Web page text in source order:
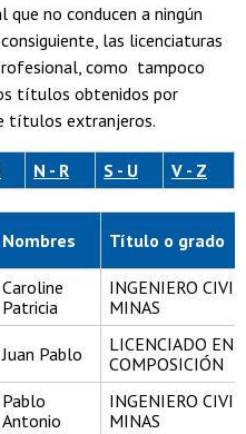
no conducen a ningún
las licenciaturas
como tampoco
títulos obtenidos por
títulos extranjeros.
N - R S - U V - Z
Nombres Título o grado
Caroline
Patricia
INGENIERO
MINAS
Juan Pablo
LICENCIADO EN
COMPOSICIÓN
Pablo
Antonio
INGENIERO
MINAS